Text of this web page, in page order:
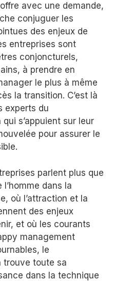
avec une demande,
conjuguer les
des enjeux de
entreprises sont
conjoncturels,
à prendre en
le plus à même
la transition. C’est là
experts du
s’appuient sur leur
pour assurer le
parlent plus que
dans la
où l’attraction et la
des enjeux
et où les courants
management
le
trouve toute sa
dans la technique